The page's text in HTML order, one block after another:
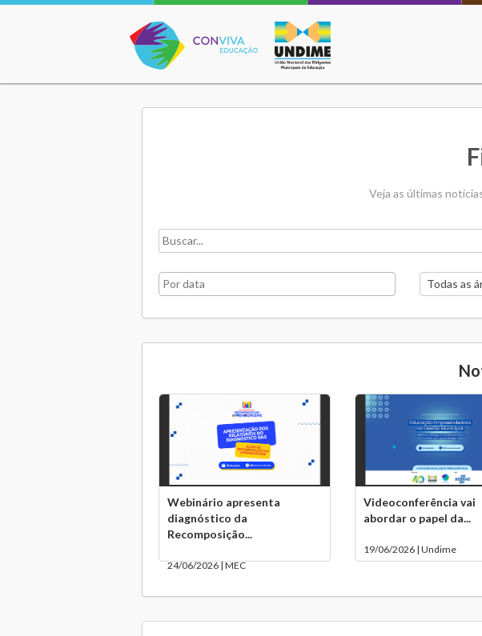
Conviva Educação
Veja as últimas
Todas as
Webinário apresenta
diagnóstico da
Recomposição...
24/06/2026 | MEC
Videoconferência vai
abordar o papel da...
19/06/2026 | Undime